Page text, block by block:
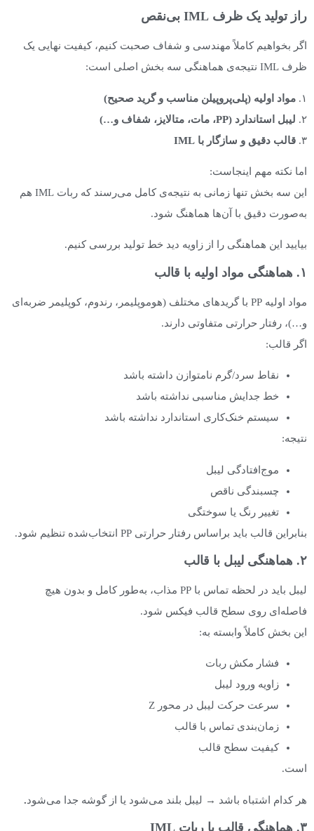
راز تولید یک ظرف IML بی‌نقص
اگر بخواهیم کاملاً مهندسی و شفاف صحبت کنیم، کیفیت نهایی یک
ظرف IML نتیجه‌ی هماهنگی سه بخش اصلی است:
۱.
مواد اولیه (پلی‌پروپیلن مناسب و گرید صحیح)
۲. لیبل استاندارد (PP، مات، متالایز، شفاف و
…)
۳. قالب دقیق و سازگار با
اما نکته مهم اینجاست:
این سه بخش تنها زمانی به نتیجه‌ی کامل می‌رسند که ربات IML هم
به‌صورت دقیق با آن‌ها هماهنگ شود.
بیایید این هماهنگی را از زاویه‌ دید خط تولید بررسی کنیم.
۱. هماهنگی مواد اولیه با قالب
مواد اولیه PP با گریدهای مختلف (هوموپلیمر، رندوم، کوپلیمر ضربه‌ای
و…)، رفتار حرارتی متفاوتی دارند.
اگر قالب:
نقاط سرد/گرم نامتوازن داشته باشد
خط جدایش مناسبی نداشته باشد
سیستم خنک‌کاری استاندارد نداشته باشد
نتیجه:
موج‌افتادگی لیبل
چسبندگی ناقص
تغییر رنگ یا سوختگی
بنابراین قالب باید براساس رفتار حرارتی PP انتخاب‌شده تنظیم شود.
۲. هماهنگی لیبل با قالب
لیبل باید در لحظه تماس با PP مذاب، به‌طور کامل و بدون هیچ
فاصله‌ای روی سطح قالب فیکس شود.
این بخش کاملاً وابسته به:
فشار مکش ربات
زاویه ورود لیبل
سرعت حرکت لیبل در محور Z
زمان‌بندی تماس با قالب
کیفیت سطح قالب
است.
هر کدام اشتباه باشد → لیبل بلند می‌شود یا از گوشه جدا می‌شود.
۳. هماهنگی قالب با ربات IML